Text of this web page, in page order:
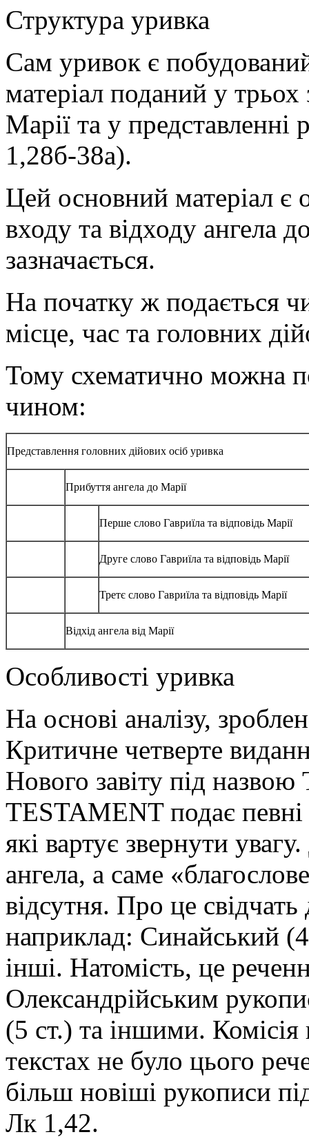
Структура уривка
Сам уривок є
матеріал поданий у трьох
Марії та у
1,28б-38а).
Цей основний матеріал є
входу та відходу ангела
зазначається.
На початку ж подається
місце, час та головних
Тому схематично можна
чином:
Представлення головних дійових осіб уривка
Прибуття ангела до Марії
Перше слово Гавриїла та відповідь Марії
Друге слово Гавриїла та відповідь Марії
Третє слово Гавриїла та відповідь Марії
Відхід ангела від Марії
Особливості уривка
На основі аналізу,
Критичне четверте
Нового завіту під
TESTAMENT подає
які вартує звернути
ангела, а саме
відсутня. Про це
наприклад: Синайський
інші. Натомість, це
Олександрійським
(5 ст.) та іншими.
текстах не було цього
більш новіші рукописи
Лк 1,42.